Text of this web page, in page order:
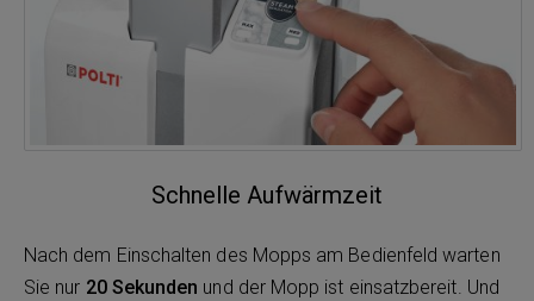
Schnelle Aufwärmzeit
Nach dem Einschalten des Mopps am Bedienfeld warten
Sie nur 20 Sekunden und der Mopp ist einsatzbereit. Und